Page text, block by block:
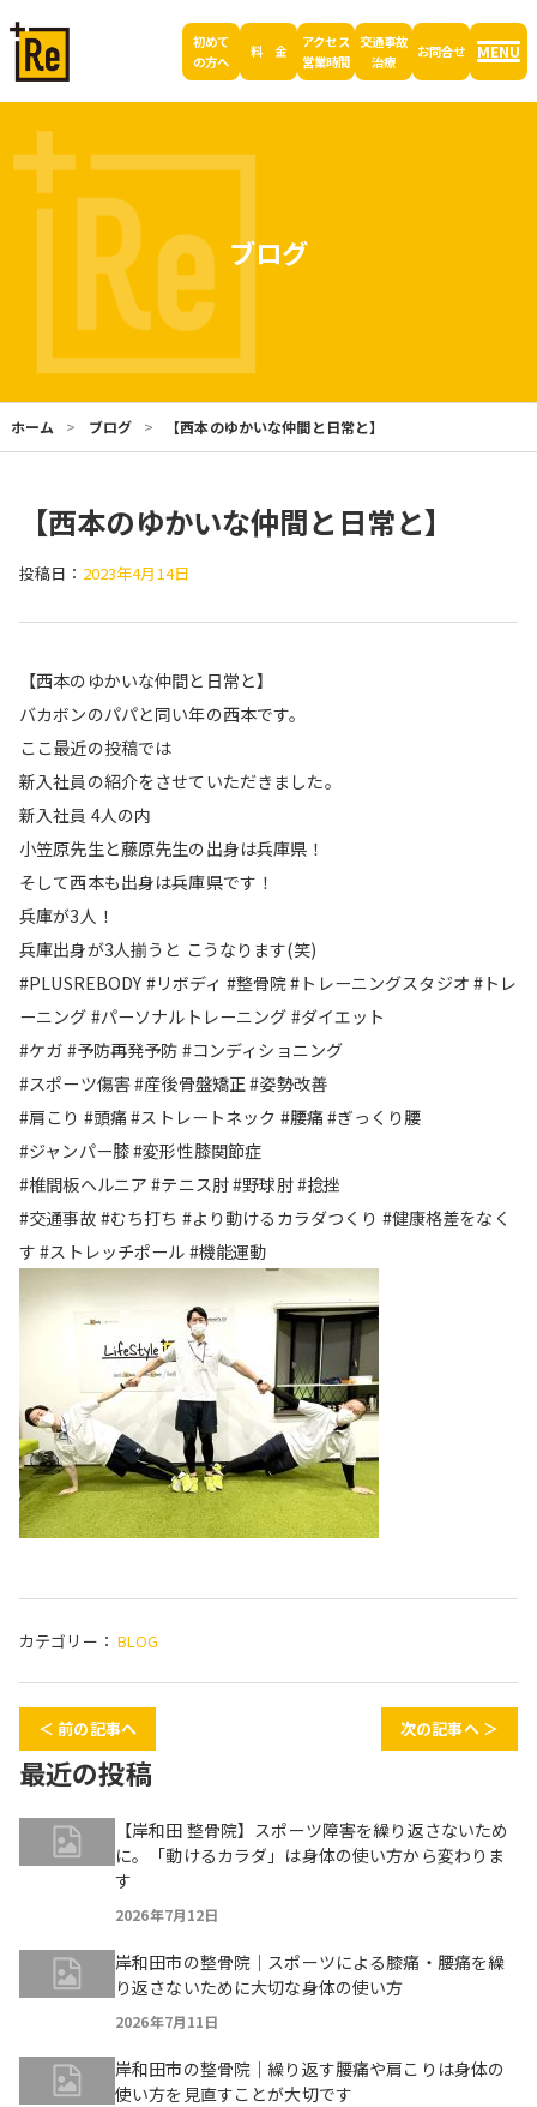
初めて
の方へ
料 金
アクセス
営業時間
交通事故
治療
お問合せ MENU
ブログ
ホーム ブログ 【西本のゆかいな仲間と日常と】
【西本のゆかいな仲間と日常と】
投稿日： 2023年4月14日
【西本のゆかいな仲間と日常と】
バカボンのパパと同い年の西本です。
ここ最近の投稿では
新入社員の紹介をさせていただきました。
新入社員 4人の内
小笠原先生と藤原先生の出身は兵庫県！
そして西本も出身は兵庫県です！
兵庫が3人！
兵庫出身が3人揃うと こうなります(笑)
#PLUSREBODY #リボディ #整骨院 #トレーニングスタジオ #トレ
ーニング #パーソナルトレーニング #ダイエット
#ケガ #予防再発予防 #コンディショニング
#スポーツ傷害 #産後骨盤矯正 #姿勢改善
#肩こり #頭痛 #ストレートネック #腰痛 #ぎっくり腰
#ジャンパー膝 #変形性膝関節症
#椎間板ヘルニア #テニス肘 #野球肘 #捻挫
#交通事故 #むち打ち #より動けるカラダつくり #健康格差をなく
す #ストレッチポール #機能運動
カテゴリー： BLOG
＜ 前の記事へ 次の記事へ ＞
最近の投稿
【岸和田 整骨院】スポーツ障害を繰り返さないため
に。「動けるカラダ」は身体の使い方から変わりま
す
2026年7月12日
岸和田市の整骨院｜スポーツによる膝痛・腰痛を繰
り返さないために大切な身体の使い方
2026年7月11日
岸和田市の整骨院｜繰り返す腰痛や肩こりは身体の
使い方を見直すことが大切です